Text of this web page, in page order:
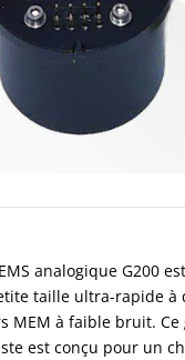
analogique G200
taille ultra-rapide à
MEM à faible bruit. Ce
est conçu pour un